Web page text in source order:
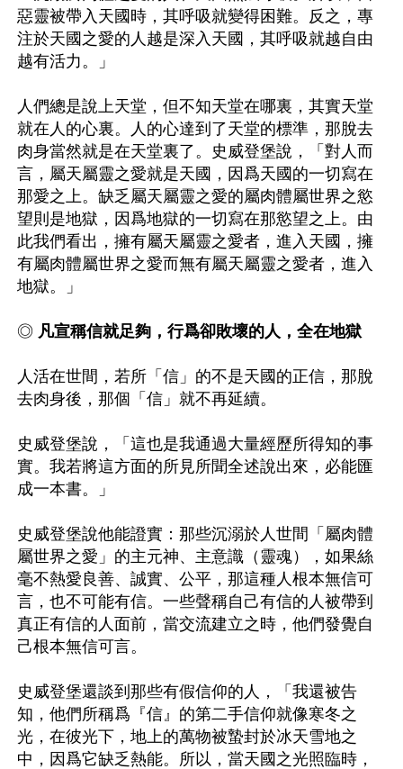
惡靈被帶入天國時，其呼吸就變得困難。反之，專
注於天國之愛的人越是深入天國，其呼吸就越自由
越有活力。」
人們總是說上天堂，但不知天堂在哪裏，其實天堂
就在人的心裏。人的心達到了天堂的標準，那脫去
肉身當然就是在天堂裏了。史威登堡說，「對人而
言，屬天屬靈之愛就是天國，因爲天國的一切寫在
那愛之上。缺乏屬天屬靈之愛的屬肉體屬世界之慾
望則是地獄，因爲地獄的一切寫在那慾望之上。由
此我們看出，擁有屬天屬靈之愛者，進入天國，擁
有屬肉體屬世界之愛而無有屬天屬靈之愛者，進入
地獄。」
◎ 凡宣稱信就足夠，行爲卻敗壞的人，全在地獄
人活在世間，若所「信」的不是天國的正信，那脫
去肉身後，那個「信」就不再延續。
史威登堡說，「這也是我通過大量經歷所得知的事
實。我若將這方面的所見所聞全述說出來，必能匯
成一本書。」
史威登堡說他能證實：那些沉溺於人世間「屬肉體
屬世界之愛」的主元神、主意識（靈魂），如果絲
毫不熱愛良善、誠實、公平，那這種人根本無信可
言，也不可能有信。一些聲稱自己有信的人被帶到
真正有信的人面前，當交流建立之時，他們發覺自
己根本無信可言。
史威登堡還談到那些有假信仰的人，「我還被告
知，他們所稱爲『信』的第二手信仰就像寒冬之
光，在彼光下，地上的萬物被蟄封於冰天雪地之
中，因爲它缺乏熱能。所以，當天國之光照臨時，